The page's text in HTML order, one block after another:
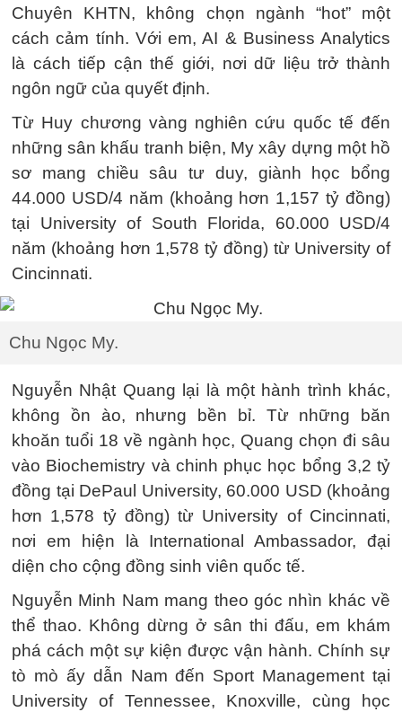
Chuyên KHTN, không chọn ngành “hot” một
cách cảm tính. Với em, AI & Business Analytics
là cách tiếp cận thế giới, nơi dữ liệu trở thành
ngôn ngữ của quyết định.
Từ Huy chương vàng nghiên cứu quốc tế đến
những sân khấu tranh biện, My xây dựng một hồ
sơ mang chiều sâu tư duy, giành học bổng
44.000 USD/4 năm (khoảng hơn 1,157 tỷ đồng)
tại University of South Florida, 60.000 USD/4
năm (khoảng hơn 1,578 tỷ đồng) từ University of
Cincinnati.
Chu Ngọc My.
Nguyễn Nhật Quang lại là một hành trình khác,
không ồn ào, nhưng bền bỉ. Từ những băn
khoăn tuổi 18 về ngành học, Quang chọn đi sâu
vào Biochemistry và chinh phục học bổng 3,2 tỷ
đồng tại DePaul University, 60.000 USD (khoảng
hơn 1,578 tỷ đồng) từ University of Cincinnati,
nơi em hiện là International Ambassador, đại
diện cho cộng đồng sinh viên quốc tế.
Nguyễn Minh Nam mang theo góc nhìn khác về
thể thao. Không dừng ở sân thi đấu, em khám
phá cách một sự kiện được vận hành. Chính sự
tò mò ấy dẫn Nam đến Sport Management tại
University of Tennessee, Knoxville, cùng học